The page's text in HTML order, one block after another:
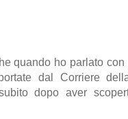
quando ho parlato
dal Corriere
dopo aver